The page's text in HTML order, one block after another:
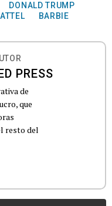
DONALD TRUMP
BARBIE
PRESS
de
que
resto del